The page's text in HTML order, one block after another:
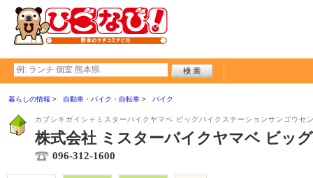
暮らしの情報 自動車・バイク・自転車 バイク
カブシキガイシャミスターバイクヤマベ ビッグバイクステーションサンゴウセ
株式会社 ミスターバイクヤマベ ビッ
096-312-1600